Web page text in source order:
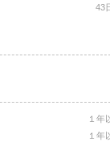
43
１年
１年